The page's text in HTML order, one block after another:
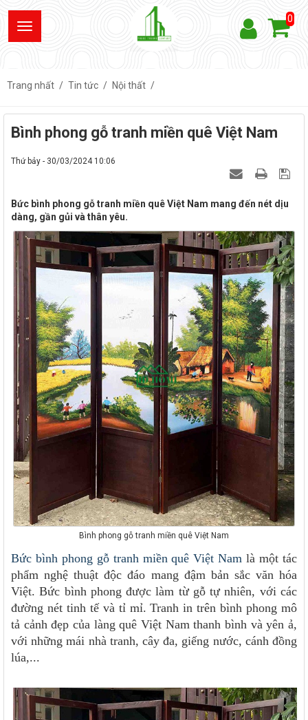
0
Trang nhất Tin tức Nội thất
Bình phong gỗ tranh miền quê Việt Nam
Thứ bảy - 30/03/2024 10:06
Bức bình phong gỗ tranh miền quê Việt Nam mang đến nét dịu
dàng, gần gủi và thân yêu.
Bình phong gỗ tranh miền quê Việt Nam
Bức bình phong gỗ tranh miền quê Việt Nam là một tác
phẩm nghệ thuật độc đáo mang đậm bản sắc văn hóa
Việt. Bức bình phong được làm từ gỗ tự nhiên, với các
đường nét tinh tế và tỉ mỉ. Tranh in trên bình phong mô
tả cảnh đẹp của làng quê Việt Nam thanh bình và yên ả,
với những mái nhà tranh, cây đa, giếng nước, cánh đồng
lúa,...